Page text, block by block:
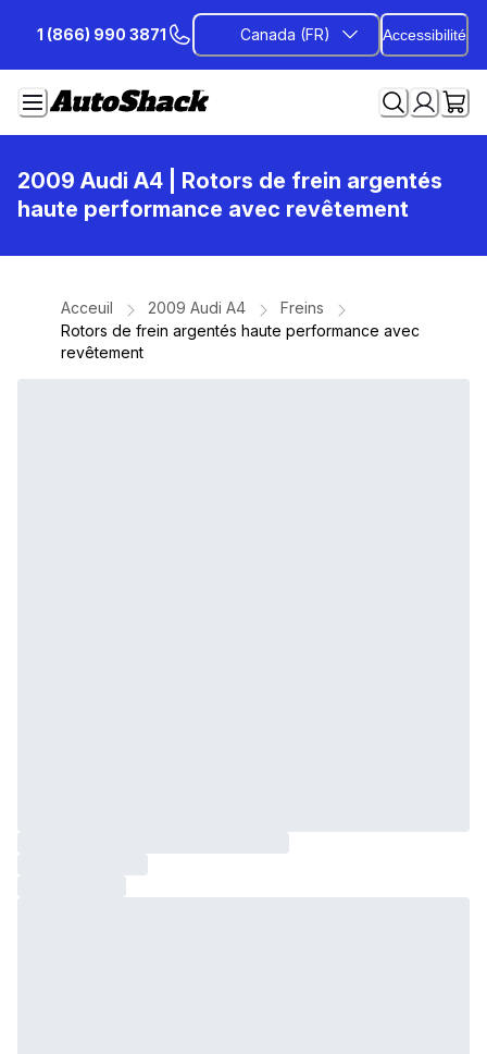
contenu
1 (866) 990 3871 Canada (FR) Accessibilité
2009 Audi A4 | Rotors de frein argentés
haute performance avec revêtement
Acceuil 2009 Audi A4
Freins
Rotors de frein argentés haute performance avec
revêtement